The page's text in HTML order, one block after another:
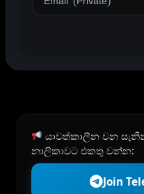
යාවත්කාලීන වන
නාලිකාවට එකතු වන්න:
Join